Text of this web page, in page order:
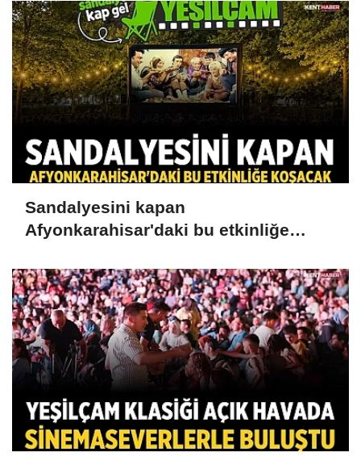
Sandalyesini kapan
Afyonkarahisar'daki bu etkinliğe